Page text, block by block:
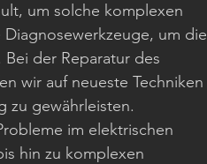
um solche komplexen
um die
der Reparatur des
wir auf neueste Techniken
zu gewährleisten.
im elektrischen
hin zu komplexen